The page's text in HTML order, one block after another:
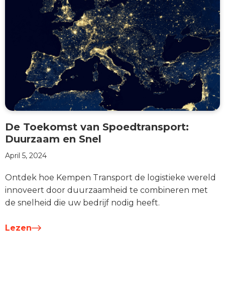
De Toekomst van Spoedtransport:
Duurzaam en Snel
April 5, 2024
Ontdek hoe Kempen Transport de logistieke wereld
innoveert door duurzaamheid te combineren met
de snelheid die uw bedrijf nodig heeft.
Lezen